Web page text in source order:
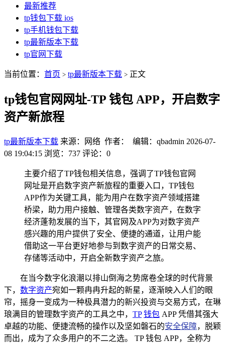
最新推荐
tp钱包下载 ios
tp手机钱包下载
tp最新版本下载
tp官网下载
当前位置： 首页 > tp最新版本下载 > 正文
tp钱包官网网址-TP 钱包 APP，开启数字
资产新旅程
tp最新版本下载 来源：网络 作者： 编辑：qbadmin 2026-07-
08 19:04:15 浏览：737 评论：0
主要介绍了TP钱包相关信息，强调了TP钱包官网
网址是开启数字资产新旅程的重要入口，TP钱包
APP作为关键工具，能为用户在数字资产领域搭建
桥梁，助力用户接触、管理各类数字资产，在数字
经济蓬勃发展的当下，其官网及APP为对数字资产
感兴趣的用户提供了安全、便捷的通道，让用户能
借助这一平台更好地参与到数字资产的日常交易、
存储等活动中，开启全新数字资产之旅。
在当今数字化浪潮以排山倒海之势席卷全球的时代背景
下， 数字资产宛如一颗冉冉升起的新星，逐渐映入人们的眼
帘，摇身一变成为一种极具潜力的新兴投资与交易方式，在琳
琅满目的管理数字资产的工具之中， TP 钱包 APP 凭借其强大
卓越的功能、便捷流畅的操作以及坚如磐石的安全保障，脱颖
而出，成为了众多用户的不二之选。 TP 钱包 APP，全称为